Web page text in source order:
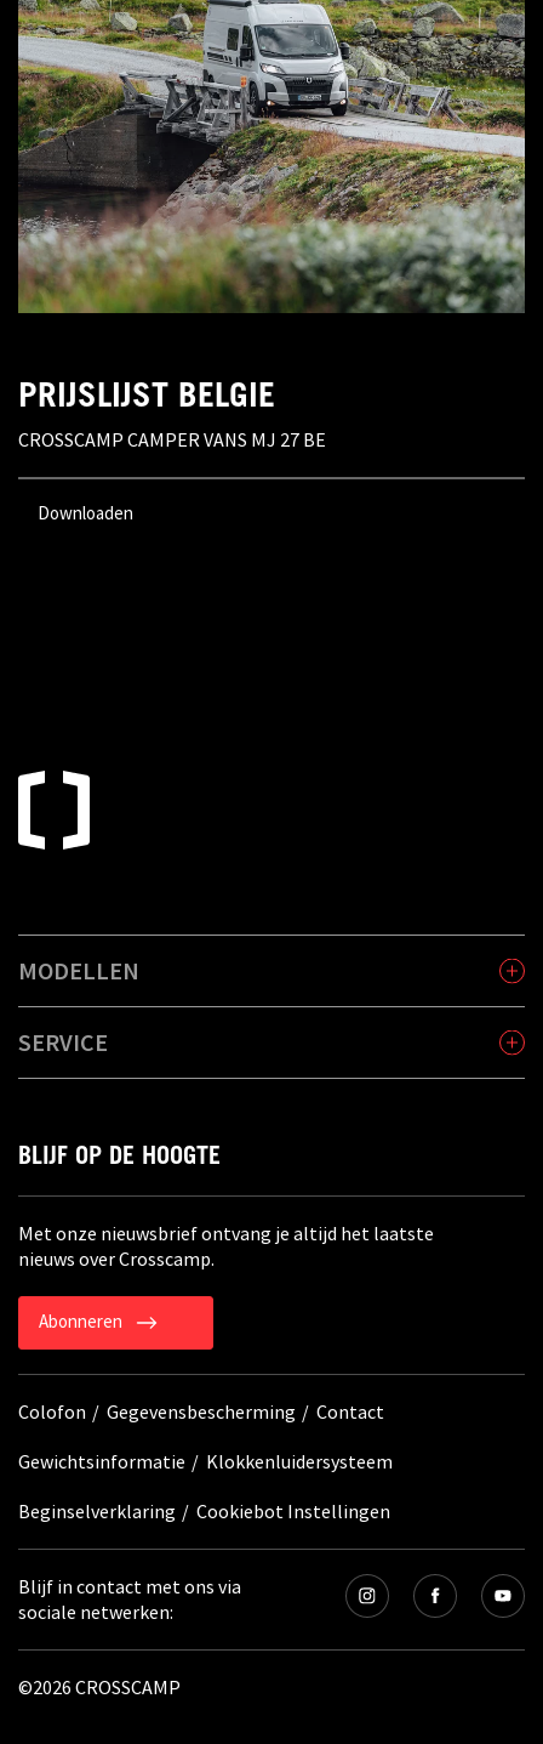
PRIJSLIJST BELGIE
CROSSCAMP CAMPER VANS MJ 27 BE
Downloaden
MODELLEN
SERVICE
BLIJF OP DE HOOGTE
Met onze nieuwsbrief ontvang je altijd het laatste
nieuws over Crosscamp.
Abonneren
Colofon Gegevensbescherming Contact
Gewichtsinformatie Klokkenluidersysteem
Beginselverklaring Cookiebot Instellingen
Blijf in contact met ons via
sociale netwerken:
©2026 CROSSCAMP